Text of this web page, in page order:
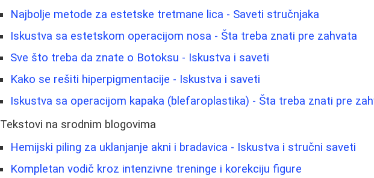
Najbolje metode za estetske tretmane lica - Saveti stručnjaka
Iskustva sa estetskom operacijom nosa - Šta treba znati pre zahvata
Sve što treba da znate o Botoksu - Iskustva i saveti
Kako se rešiti hiperpigmentacije - Iskustva i saveti
Iskustva sa operacijom kapaka (blefaroplastika) - Šta treba znati pre
Tekstovi na srodnim blogovima
Hemijski piling za uklanjanje akni i bradavica - Iskustva i stručni saveti
Kompletan vodič kroz intenzivne treninge i korekciju figure